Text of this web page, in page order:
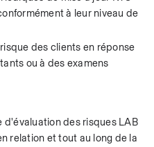
à leur niveau de
des clients en réponse
ou à des examens
des risques LAB
relation et tout au long de la